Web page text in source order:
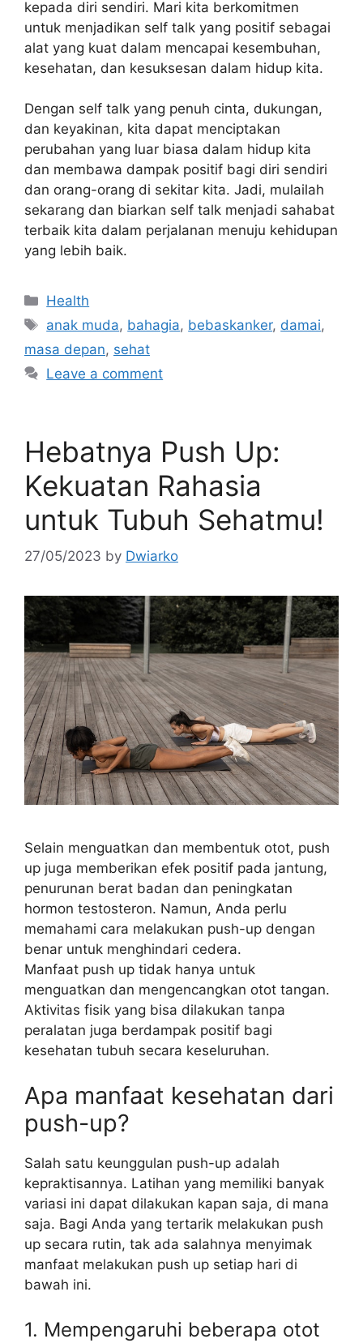
kepada diri sendiri. Mari kita berkomitmen
untuk menjadikan self talk yang positif sebagai
alat yang kuat dalam mencapai kesembuhan,
kesehatan, dan kesuksesan dalam hidup kita.
Dengan self talk yang penuh cinta, dukungan,
dan keyakinan, kita dapat menciptakan
perubahan yang luar biasa dalam hidup kita
dan membawa dampak positif bagi diri sendiri
dan orang-orang di sekitar kita. Jadi, mulailah
sekarang dan biarkan self talk menjadi sahabat
terbaik kita dalam perjalanan menuju kehidupan
yang lebih baik.
Categories
Health
Tags
anak muda, bahagia, bebaskanker, damai,
masa depan, sehat
Leave a comment
Hebatnya Push Up:
Kekuatan Rahasia
untuk Tubuh Sehatmu!
27/05/2023 by Dwiarko
Selain menguatkan dan membentuk otot, push
up juga memberikan efek positif pada jantung,
penurunan berat badan dan peningkatan
hormon testosteron. Namun, Anda perlu
memahami cara melakukan push-up dengan
benar untuk menghindari cedera.
Manfaat push up tidak hanya untuk
menguatkan dan mengencangkan otot tangan.
Aktivitas fisik yang bisa dilakukan tanpa
peralatan juga berdampak positif bagi
kesehatan tubuh secara keseluruhan.
Apa manfaat kesehatan dari
push-up?
Salah satu keunggulan push-up adalah
kepraktisannya. Latihan yang memiliki banyak
variasi ini dapat dilakukan kapan saja, di mana
saja. Bagi Anda yang tertarik melakukan push
up secara rutin, tak ada salahnya menyimak
manfaat melakukan push up setiap hari di
bawah ini.
1. Mempengaruhi beberapa otot